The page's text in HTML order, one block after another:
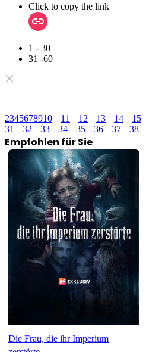
Click to copy the link
1 - 30
31 -60
2345678910 11 12 13 14 15
31
32 33 34 35 36 37 38
Empfohlen für Sie
Die Frau, die ihr Imperium